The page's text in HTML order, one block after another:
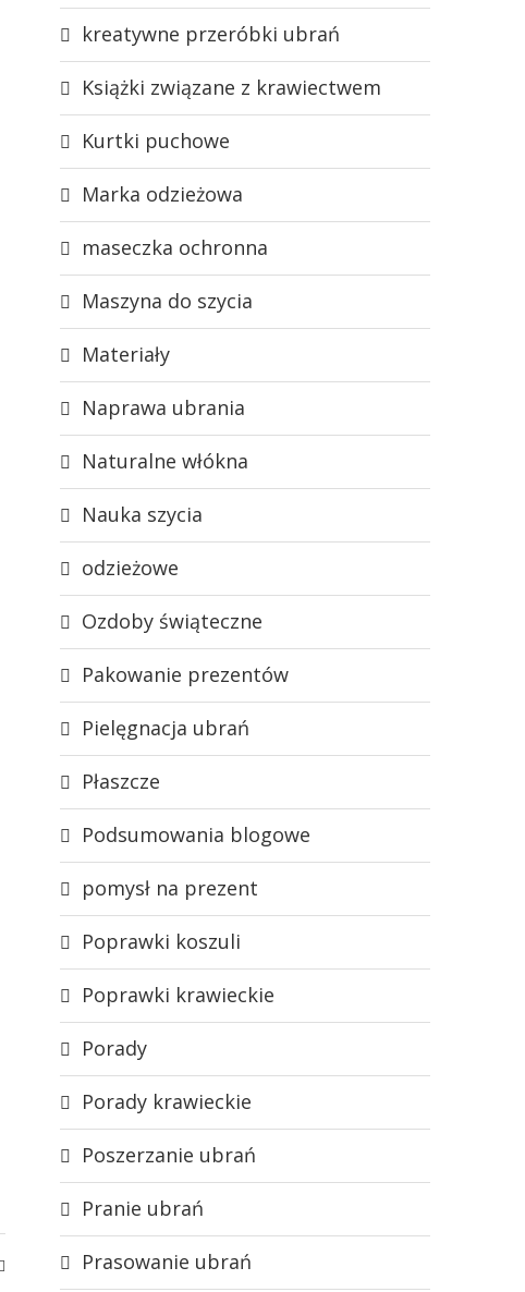
kreatywne przeróbki ubrań
Książki związane z krawiectwem
Kurtki puchowe
Marka odzieżowa
maseczka ochronna
Maszyna do szycia
Materiały
Naprawa ubrania
Naturalne włókna
Nauka szycia
odzieżowe
Ozdoby świąteczne
Pakowanie prezentów
Pielęgnacja ubrań
Płaszcze
Podsumowania blogowe
pomysł na prezent
Poprawki koszuli
Poprawki krawieckie
Porady
Porady krawieckie
Poszerzanie ubrań
Pranie ubrań
Prasowanie ubrań